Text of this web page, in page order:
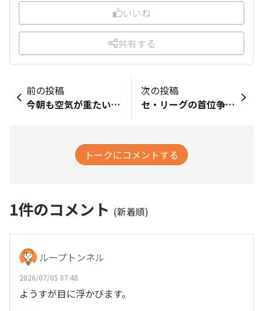
いいね
共有する
前の投稿
今朝も空気が重たい感じで、職人の珈琲 深いコクのスペシャルブレンドからスタート。なかなかスッキリしなかったので、アイスコーヒーも飲んだら少しシャキッとしました。
次の投稿
セ・リーグの首位争いが熾烈。デーゲームでGが負けて、現時点で3チームが同率。Tは降雨のため試合中止。さてSは勝って頭ひとつ抜け出せるか？ ワクワクです。
トークにコメントする
1件のコメント (新着順)
ループトンネル
2026/07/05 07:48
ようすが目に浮かびます。